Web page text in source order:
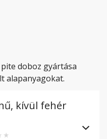
doboz gyártása
alapanyagokat.
kívül fehér